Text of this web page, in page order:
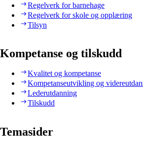
Regelverk for barnehage
Regelverk for skole og opplæring
Tilsyn
Kompetanse og tilskudd
Kvalitet og kompetanse
Kompetanseutvikling og
Lederutdanning
Tilskudd
Temasider